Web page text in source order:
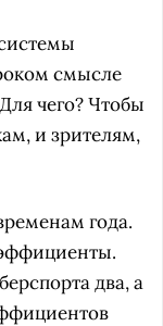
смысле
чего? Чтобы
и зрителям,
года.
два, а